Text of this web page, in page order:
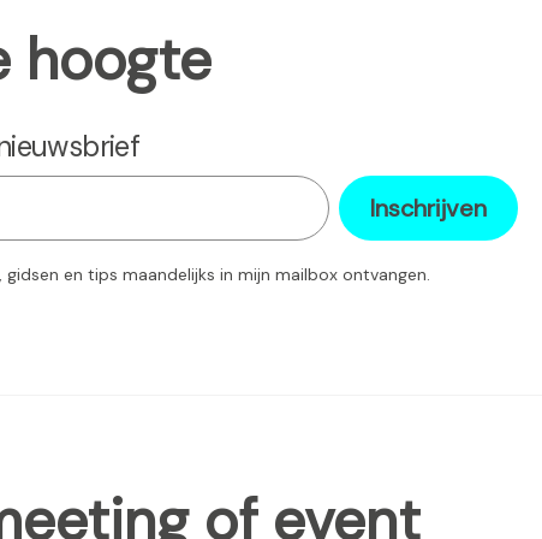
hoogte
en tips maandelijks in mijn mailbox ontvangen.
Inschrijven
of event